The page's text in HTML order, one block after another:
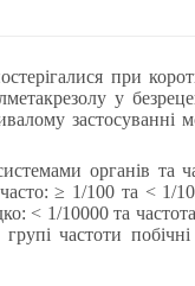
при
у
застосуванні
органів та
≥ 1/100 та < 1/
< 1/10000 та
частоти